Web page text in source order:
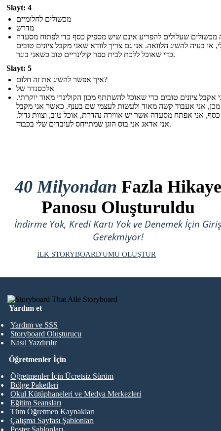
Slayt: 4
מכשולים לחלומיים
מדרש
מכשולים שעלולים להפריע אינם שיש מספיק כסף כדי לפתוח מסעדה
או בעיה להשיג הלוואה. אני גם צריך לוודא שאני מקבל ציונים טובים
כדי שאוכל ללכת לבית ספר קולינריים טוב כשאני בוגר.
Slayt: 5
איך אפשר להשיג את זה חלום?
אלכסנדר של
אקבל ציונים טובים כדי שאוכל להשתתף מכון הקולינרי מאוד יוקרתי.
אני אעבוד קשה מאוד ולעשות לעצמי שם בענף. כאשר אני מקבל
אני אפתח מסעדה אשר יש אווירה נהדרת, אוכל טוב, וצוות גדול.
אני אדאג אני בוס הוגן שמתייחס לעובדים שלי בכבוד.
40 Milyondan Fazla Hikaye
Panosu Oluşturuldu
İndirme Yok, Kredi Kartı Yok ve Denemek İçin Giriş
Gerekmiyor!
İLK STORYBOARD'UMU OLUŞTUR
Yardım et
Yardım ve SSS
Storyboard Oluşturucu
Nasıl Yazdırılır
Öğretmenler İçin
Öğretmenler İçin Ücretsiz Sürüm
Bölge Paketleri
Okul Kütüphaneleri ve Medya Merkezleri
Eğitim Seansları
Tüm Öğretmen Kaynakları
Çalışma Sayfası Şablonları
Poster Şablonları